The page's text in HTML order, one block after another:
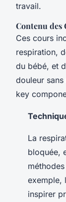
travail.
Contenu des
Ces cours
respiration,
du bébé, et
douleur sans
key
La
bloquée,
exemple,
inspirer